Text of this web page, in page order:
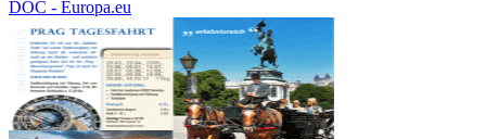
DOC - Europa.eu